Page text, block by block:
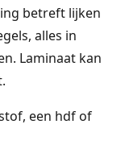
betreft lijken
alles in
Laminaat kan
een hdf of